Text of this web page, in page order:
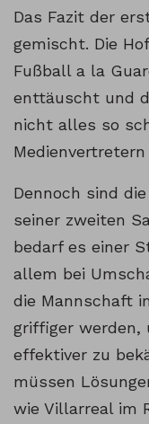
Das Fazit der
gemischt. Die
Fußball a la
enttäuscht und
nicht alles so
Dennoch sind
seiner zweiten
bedarf es einer
allem bei
die Mannschaft
griffiger werden,
effektiver zu
müssen
wie Villarreal im